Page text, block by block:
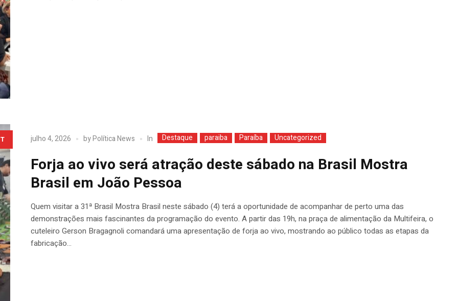
julho 4, 2026 byPolítica News In Destaque paraiba Paraíba Uncategorized
Forja ao vivo será atração deste sábado na Brasil Mostra
Brasil em João Pessoa
Quem visitar a 31ª Brasil Mostra Brasil neste sábado (4) terá a oportunidade de acompanhar de perto uma das
demonstrações mais fascinantes da programação do evento. A partir das 19h, na praça de alimentação da Multifeira, o
cuteleiro Gerson Bragagnoli comandará uma apresentação de forja ao vivo, mostrando ao público todas as etapas da
fabricação...